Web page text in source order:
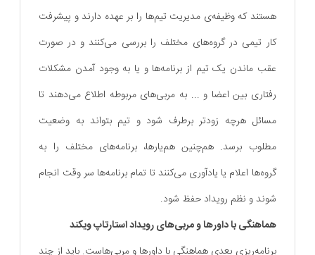
هستند که وظیفه‌ی مدیریت تیم‌ها را بر عهده دارند و پیشرفت
کار تیمی در گروه‌های مختلف را بررسی می‌کنند و در صورت
عقب ماندن یک تیم از برنامه‌ها و یا به وجود آمدن مشکلات
رفتاری بین اعضا و ... به مربی‌های مربوطه اطلاع می‌دهند تا
مسائل هرچه زودتر برطرف شود و تیم بتواند به وضعیت
مطلوب برسد. هم‌چنین هم‌یارها، برنامه‌های مختلف را به
گروه‌ها اعلام یا یادآوری می‌کنند تا تمام برنامه‌ها سر وقت انجام
شوند و نظم رویداد حفظ شود.
هماهنگی با داورها و مربی‌های رویداد استارتاپ ویکند
برنامه‌ریزی بعدی هماهنگی با داورها و مربی‌هاست. باید از چند